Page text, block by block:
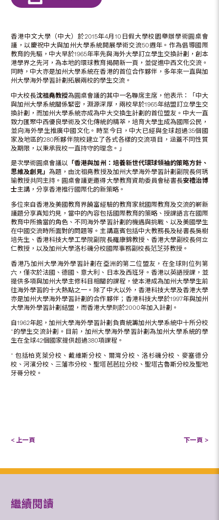
香港中文大學（中大）於2015年4月10日假大學校園舉辦學術圓桌會
議，以慶祝中大與加州大學系統開展學術交流50週年。作為倡導國際
教育的先驅，中大早於1965年率先與海外大學訂立學生交換計劃，創本
港學界之先河，為本地的環球教育揭開新一頁，並促進中西文化交流。
同時，中大亦是加州大學系統在香港的首位合作夥伴，多年來一直與加
州大學海外學習計劃拓展兩校的學生交流。
中大校長沈祖堯教授為圓桌會議的其中一名聯席主席，他表示：「中大
與加州大學系統關係緊密，淵源深厚，兩校早於1965年結盟訂立學生交
換計劃，而加州大學系統亦成為中大交換生計劃的首位盟友。中大一直
致力匯聚中西優良學術及文化傳統的精萃，培育大學生成為國際公民，
並向海外學生推廣中國文化。時至今日，中大已經與全球超過35個國
家及地區的280所夥伴院校建立了各式各樣的交流項目，涵蓋不同性質
及期限，以秉承我校一直持守的理念。」
是次學術圓桌會議以 「香港與加州：培養新世代環球領袖的策略方針、
思維及創見」為題，由沈祖堯教授及加州大學海外學習計劃副院長何琇
瑜教授共同主持。圓桌會議更邀得大學教育資助委員會秘書長安禮治博
士主講，分享香港推行國際化的新策略。
多位來自香港及美國教育界饒富經驗的教育家就國際教育及交流的嶄新
議題分享真知灼見，當中的內容包括國際教育的策略、授課語言在國際
教育中所擔當的角色、不同海外學習計劃的機遇與挑戰、以及美國學生
在中國交流時所面對的問題等。主講嘉賓包括中大教務長及秘書長吳樹
培先生、香港科技大學工學院副院長羅康錦教授、香港大學副校長何立
仁教授，以及加州大學洛杉磯分校國際事務副校長范芝芬教授。
香港乃加州大學海外學習計劃在亞洲的第二位盟友，在全球則位列第
六，僅次於法國、德國、意大利、日本及西班牙。香港以英語授課，並
提供多項與加州大學主修科目相關的課程，使本港成為加州大學學生前
往海外學習的十大熱點之一。除了中大以外，香港科技大學及香港大學
亦是加州大學海外學習計劃的合作夥伴；香港科技大學於1997年與加州
大學海外學習計劃結盟，而香港大學則於2000年加入計劃。
自1962年起，加州大學海外學習計劃負責統籌加州大學系統中十所分校
*的學生交流計劃。目前，加州大學海外學習計劃為加州大學系統的學
生在全球42個國家提供超過380項課程。
* 包括柏克萊分校、戴維斯分校、爾灣分校、洛杉磯分校、麥塞德分
校、河濱分校、三藩市分校、聖塔芭芭拉分校、聖塔古魯斯分校及聖地
牙哥分校。
< 上一頁 下一頁 >
繼續閱讀